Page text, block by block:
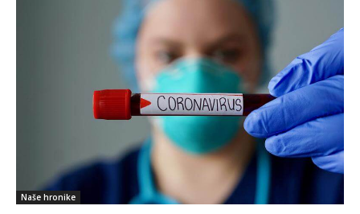
Naše hronike